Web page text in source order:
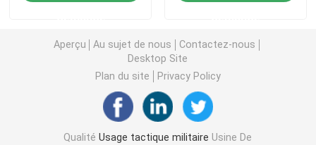
Vitesse extérieure tactique
Bottes tactiques de combat
Gilet tactique de combat
Aperçu Au sujet de nous
Contactez-nous
Desktop Site
Plan du site
Privacy Policy
QualitéUsage tactique militaire Usine De